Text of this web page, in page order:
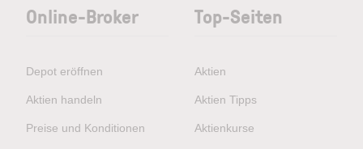
Online-Broker
Depot eröffnen
Aktien handeln
Preise und Konditionen
Top-Seiten
Aktien
Aktien Tipps
Aktienkurse